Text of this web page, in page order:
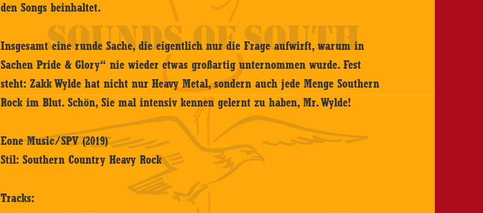
den Songs beinhaltet.
Insgesamt eine runde Sache, die eigentlich nur die Frage aufwirft, warum in
Sachen Pride & Glory“ nie wieder etwas großartig unternommen wurde. Fest
steht: Zakk Wylde hat nicht nur Heavy Metal, sondern auch jede Menge Southern
Rock im Blut. Schön, Sie mal intensiv kennen gelernt zu haben, Mr. Wylde!
Eone Music/SPV (2019)
Stil: Southern Country Heavy Rock
Tracks: